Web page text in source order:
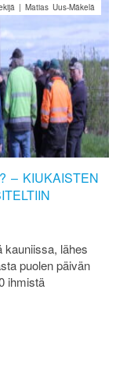
– KIUKAISTEN
| Matias Uus-Mäkelä
kauniissa, lähes
puolen päivän
ihmistä